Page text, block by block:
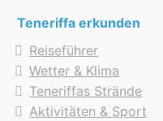
Teneriffa erkunden
Reiseführer
Wetter & Klima
Teneriffas Strände
Aktivitäten & Sport